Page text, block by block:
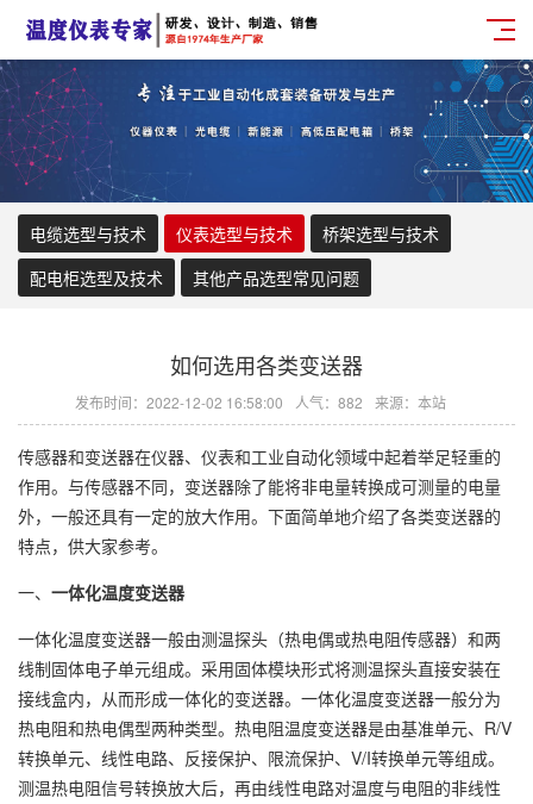
电缆选型与技术 仪表选型与技术
桥架选型与技术
配电柜选型及技术
其他产品选型常见问题
如何选用各类变送器
发布时间：2022-12-02 16:58:00 人气：882 来源：本站
传感器和变送器在仪器、仪表和工业自动化领域中起着举足轻重的
作用。与传感器不同，变送器除了能将非电量转换成可测量的电量
外，一般还具有一定的放大作用。下面简单地介绍了各类变送器的
特点，供大家参考。
一、 一体化温度变送器
一体化温度变送器一般由测温探头（热电偶或热电阻传感器）和两
线制固体电子单元组成。采用固体模块形式将测温探头直接安装在
接线盒内，从而形成一体化的变送器。一体化温度变送器一般分为
热电阻和热电偶型两种类型。热电阻温度变送器是由基准单元、R/V
转换单元、线性电路、反接保护、限流保护、V/I转换单元等组成。
测温热电阻信号转换放大后，再由线性电路对温度与电阻的非线性